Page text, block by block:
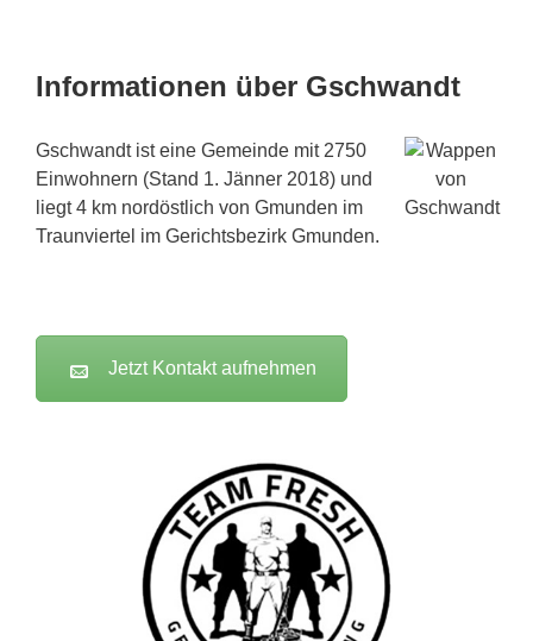
Informationen über Gschwandt
Gschwandt ist eine Gemeinde mit 2750
Einwohnern (Stand 1. Jänner 2018) und
liegt 4 km nordöstlich von Gmunden im
Traunviertel im Gerichtsbezirk Gmunden.
Jetzt Kontakt aufnehmen